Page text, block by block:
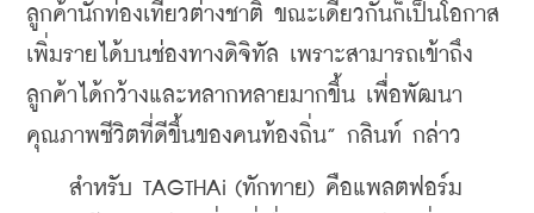
ลูกค้านักท่องเที่ยวต่างชาติ ขณะเดียวกันก็เป็นโอกาส
เพิ่มรายได้บนช่องทางดิจิทัล เพราะสามารถเข้าถึง
ลูกค้าได้กว้างและหลากหลายมากขึ้น เพื่อพัฒนา
คุณภาพชีวิตที่ดีขึ้นของคนท้องถิ่น” กลินท์ กล่าว
สำหรับ TAGTHAi (ทักทาย) คือแพลตฟอร์ม